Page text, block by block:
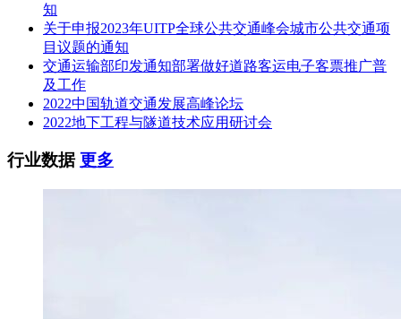
采购代理机构联系电话:021-55697821
知
关于申报2023年UITP全球公共交通峰会城市公共交通项
目议题的通知
交通运输部印发通知部署做好道路客运电子客票推广普
及工作
2022中国轨道交通发展高峰论坛
2022地下工程与隧道技术应用研讨会
行业数据更多